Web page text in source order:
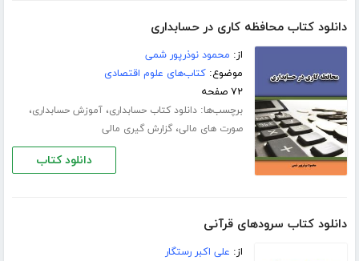
دانلود کتاب محافظه کاری در حسابداری
از: محمود نوذرپور شمی
موضوع:کتاب‌های علوم اقتصادی
۷۲ صفحه
برچسب‌ها:دانلود کتاب حسابداری،آموزش حسابداری،
صورت های مالی،گزارش گیری مالی
دانلود کتاب
دانلود کتاب سرودهای قرآنی
از: علی اکبر رستگار